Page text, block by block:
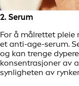
2. Serum
For å målrettet pleie
et anti-age-serum.
og kan trenge
konsentrasjoner av
synligheten av